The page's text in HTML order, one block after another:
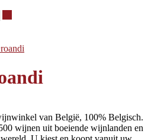
van België, 100% Belgisch.
wijnen uit boeiende wijnlanden en